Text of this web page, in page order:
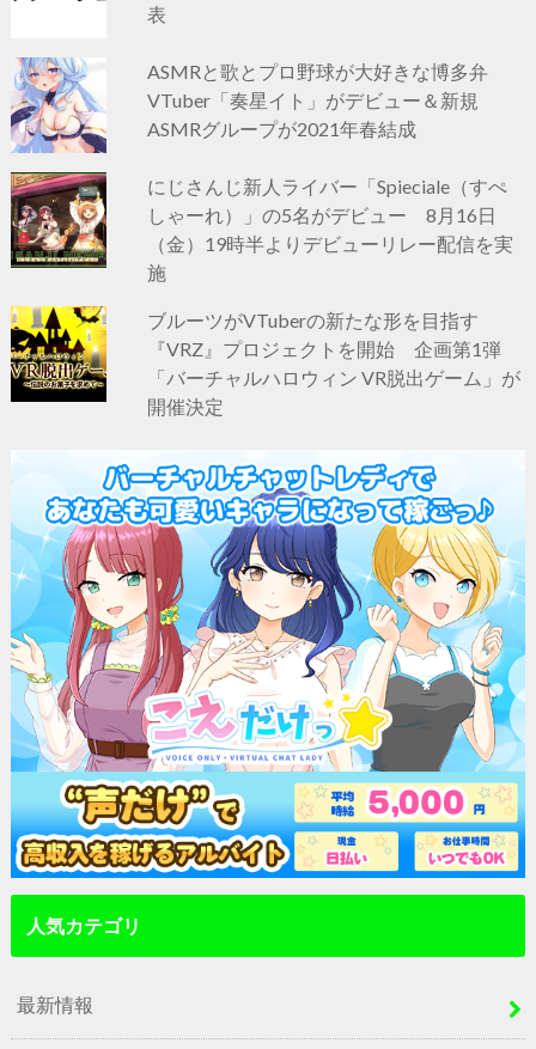
表
ASMRと歌とプロ野球が大好きな博多弁
VTuber「奏星イト」がデビュー＆新規
ASMRグループが2021年春結成
にじさんじ新人ライバー「Spieciale（すぺ
しゃーれ）」の5名がデビュー 8月16日
（金）19時半よりデビューリレー配信を実
施
ブルーツがVTuberの新たな形を目指す
『VRZ』プロジェクトを開始 企画第1弾
「バーチャルハロウィン VR脱出ゲーム」が
開催決定
人気カテゴリ
最新情報